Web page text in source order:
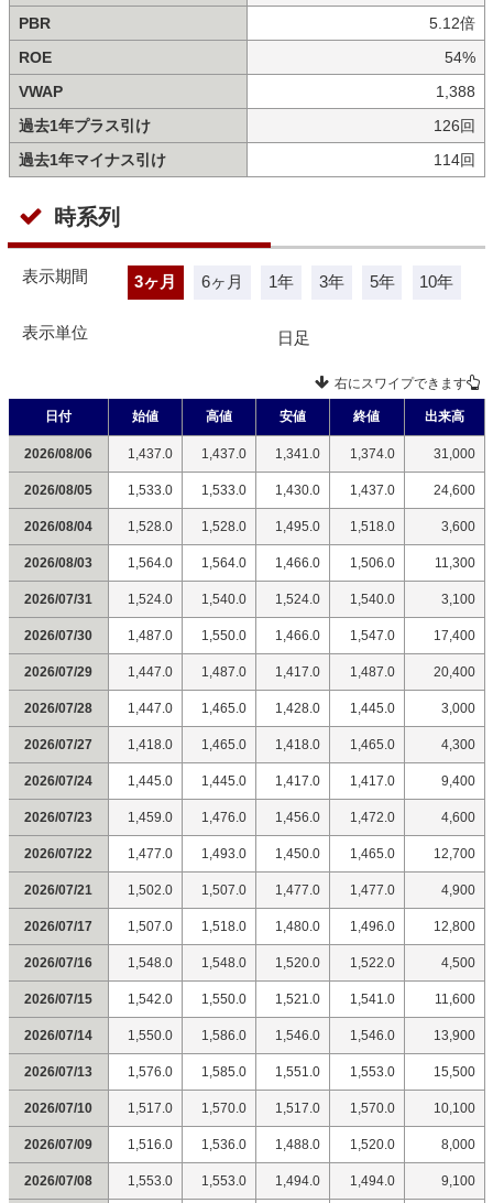
PBR
5.12倍
ROE
54%
VWAP
1,388
過去1年プラス引け
126回
過去1年マイナス引け
114回
時系列
表示期間 3ヶ月 6ヶ月 1年 3年 5年 10年
表示単位 日足
右にスワイプできます
日付 始値 高値 安値 終値 出来高
2026/08/06 1,437.0 1,437.0 1,341.0 1,374.0 31,000
2026/08/05 1,533.0 1,533.0 1,430.0 1,437.0 24,600
2026/08/04 1,528.0 1,528.0 1,495.0 1,518.0 3,600
2026/08/03 1,564.0 1,564.0 1,466.0 1,506.0 11,300
2026/07/31 1,524.0 1,540.0 1,524.0 1,540.0 3,100
2026/07/30 1,487.0 1,550.0 1,466.0 1,547.0 17,400
2026/07/29 1,447.0 1,487.0 1,417.0 1,487.0 20,400
2026/07/28 1,447.0 1,465.0 1,428.0 1,445.0 3,000
2026/07/27 1,418.0 1,465.0 1,418.0 1,465.0 4,300
2026/07/24 1,445.0 1,445.0 1,417.0 1,417.0 9,400
2026/07/23 1,459.0 1,476.0 1,456.0 1,472.0 4,600
2026/07/22 1,477.0 1,493.0 1,450.0 1,465.0 12,700
2026/07/21 1,502.0 1,507.0 1,477.0 1,477.0 4,900
2026/07/17 1,507.0 1,518.0 1,480.0 1,496.0 12,800
2026/07/16 1,548.0 1,548.0 1,520.0 1,522.0 4,500
2026/07/15 1,542.0 1,550.0 1,521.0 1,541.0 11,600
2026/07/14 1,550.0 1,586.0 1,546.0 1,546.0 13,900
2026/07/13 1,576.0 1,585.0 1,551.0 1,553.0 15,500
2026/07/10 1,517.0 1,570.0 1,517.0 1,570.0 10,100
2026/07/09 1,516.0 1,536.0 1,488.0 1,520.0 8,000
2026/07/08 1,553.0 1,553.0 1,494.0 1,494.0 9,100